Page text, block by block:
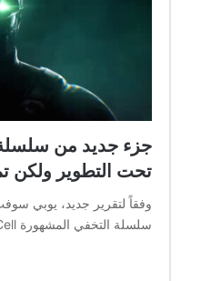
تحت التطوير ولكن
وفقاً لتقرير جديد، يوبي
سلسلة التخفي المشهورة Splinter Cell ولكن تم اتخاذ قرار…